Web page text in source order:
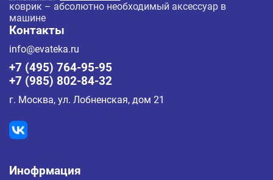
коврик – абсолютно необходимый аксессуар в
машине
Контакты
info@evateka.ru
+7 (495) 764-95-95
+7 (985) 802-84-32
г. Москва, ул. Лобненская, дом 21
Инофрмация